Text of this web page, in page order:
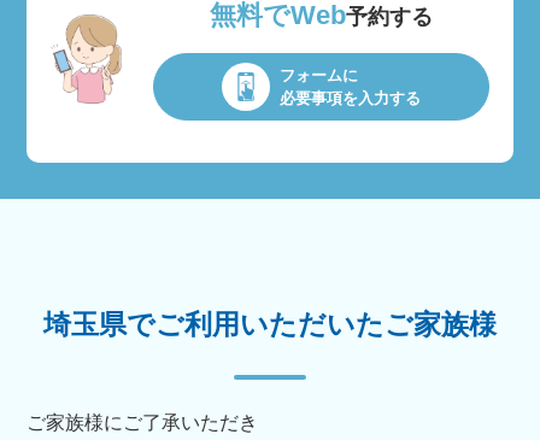
無料でWeb予約する
フォームに
必要事項を入力する
埼玉県でご利用いただいたご家族様
ご家族様にご了承いただき